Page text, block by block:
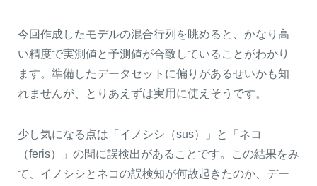
今回作成したモデルの混合行列を眺めると、かなり高
い精度で実測値と予測値が合致していることがわかり
ます。準備したデータセットに偏りがあるせいかも知
れませんが、とりあえずは実用に使えそうです。
少し気になる点は「イノシシ（sus）」と「ネコ
（feris）」の間に誤検出があることです。この結果をみ
て、イノシシとネコの誤検知が何故起きたのか、デー